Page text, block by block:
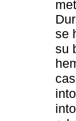
se
su